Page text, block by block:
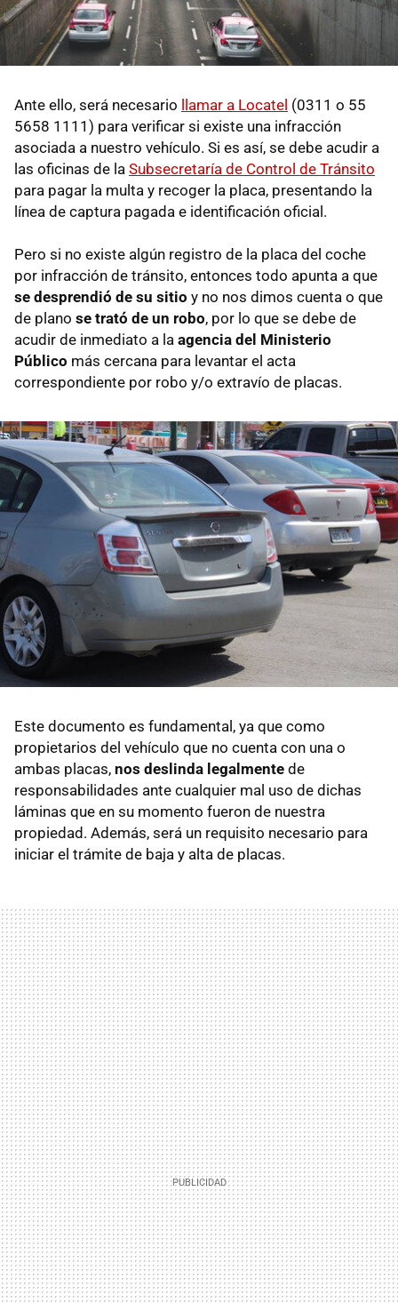
Ante ello, será necesario llamar a Locatel (0311 o 55
5658 1111) para verificar si existe una infracción
asociada a nuestro vehículo. Si es así, se debe acudir a
las oficinas de la Subsecretaría de Control de Tránsito
para pagar la multa y recoger la placa, presentando la
línea de captura pagada e identificación oficial.
Pero si no existe algún registro de la placa del coche
por infracción de tránsito, entonces todo apunta a que
se desprendió de su sitio y no nos dimos cuenta o que
de plano se trató de un robo, por lo que se debe de
acudir de inmediato a la agencia del Ministerio
Público más cercana para levantar el acta
correspondiente por robo y/o extravío de placas.
Este documento es fundamental, ya que como
propietarios del vehículo que no cuenta con una o
ambas placas, nos deslinda legalmente de
responsabilidades ante cualquier mal uso de dichas
láminas que en su momento fueron de nuestra
propiedad. Además, será un requisito necesario para
iniciar el trámite de baja y alta de placas.